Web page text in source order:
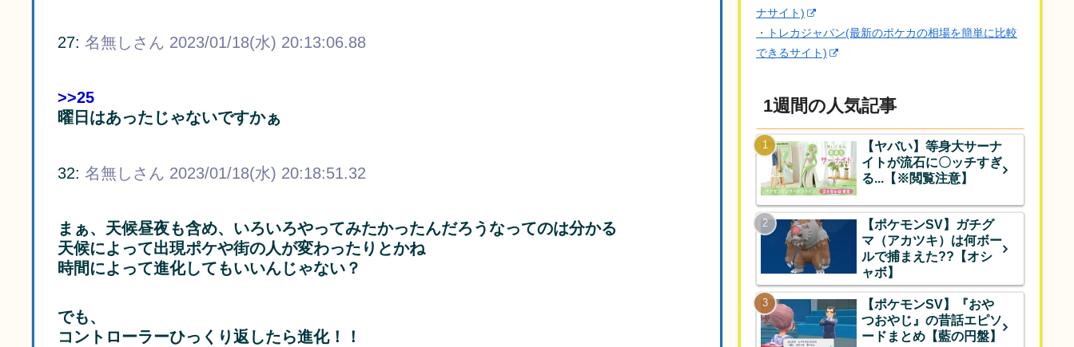
27: 名無しさん 2023/01/18(水) 20:13:06.88
>>25
曜日はあったじゃないですかぁ
32: 名無しさん 2023/01/18(水) 20:18:51.32
まぁ、天候昼夜も含め、いろいろやってみたかったんだろうなってのは分かる
天候によって出現ポケや街の人が変わったりとかね
時間によって進化してもいいんじゃない？
でも、
コントローラーひっくり返したら進化！！
ナサイト)
・トレカジャパン(最新のポケカの相場を簡単に比較
できるサイト)
1週間の人気記事
【ヤバい】等身大サーナ
イトが流石に〇ッチすぎ
る...【※閲覧注意】
【ポケモンSV】ガチグ
マ（アカツキ）は何ボー
ルで捕まえた??【オシ
ャボ】
【ポケモンSV】『おや
つおやじ』の昔話エピソ
ードまとめ【藍の円盤】